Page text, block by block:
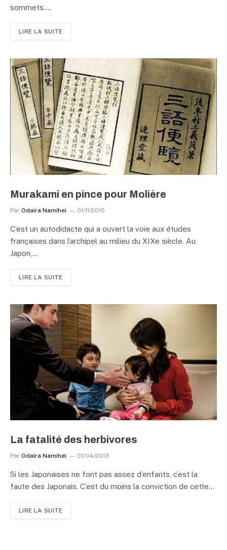
sommets.…
LIRE LA SUITE
Murakami en pince pour Molière
Par Odaira Namihei 01/11/2015
C’est un autodidacte qui a ouvert la voie aux études
françaises dans l’archipel au milieu du XIXe siècle. Au
Japon,…
LIRE LA SUITE
La fatalité des herbivores
Par Odaira Namihei 01/04/2013
Si les Japonaises ne font pas assez d’enfants, c’est la
faute des Japonais. C’est du moins la conviction de cette…
LIRE LA SUITE